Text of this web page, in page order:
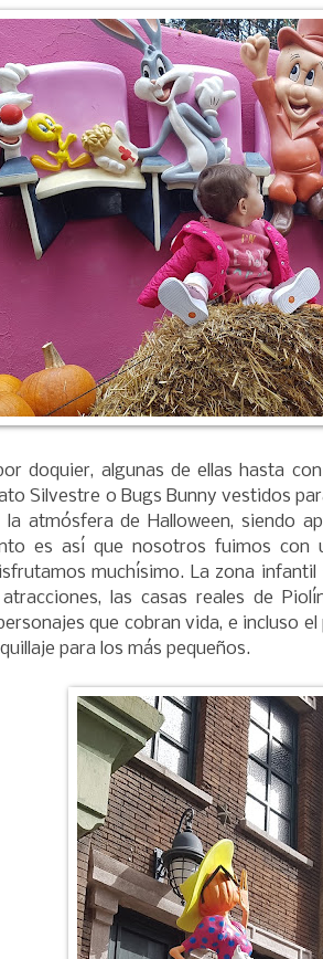
doquier, algunas de ellas hasta
Silvestre o Bugs Bunny vestidos
atmósfera de Halloween, siendo
es así que nosotros fuimos
muchísimo. La zona
las casas reales de
que cobran vida, e incluso
para los más pequeños.